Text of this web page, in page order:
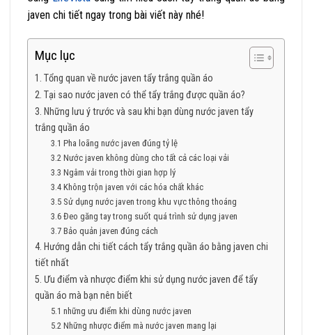
javen chi tiết ngay trong bài viết này nhé!
Mục lục
1. Tổng quan về nước javen tẩy trắng quần áo
2. Tại sao nước javen có thể tẩy trắng được quần áo?
3. Những lưu ý trước và sau khi bạn dùng nước javen tẩy
trắng quần áo
3.1 Pha loãng nước javen đúng tỷ lệ
3.2 Nước javen không dùng cho tất cả các loại vải
3.3 Ngâm vải trong thời gian hợp lý
3.4 Không trộn javen với các hóa chất khác
3.5 Sử dụng nước javen trong khu vực thông thoáng
3.6 Đeo găng tay trong suốt quá trình sử dụng javen
3.7 Bảo quản javen đúng cách
4. Hướng dẫn chi tiết cách tẩy trắng quần áo bằng javen chi
tiết nhất
5. Ưu điểm và nhược điểm khi sử dụng nước javen để tẩy
quần áo mà bạn nên biết
5.1 những ưu điểm khi dùng nước javen
5.2 Những nhược điểm mà nước javen mang lại